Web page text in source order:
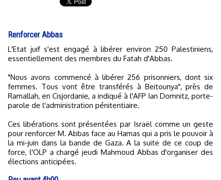
Renforcer Abbas
L'Etat juif s'est engagé à libérer environ 250 Palestiniens,
essentiellement des membres du Fatah d'Abbas.
"Nous avons commencé à libérer 256 prisonniers, dont six
femmes. Tous vont être transférés à Beitounya", près de
Ramallah, en Cisjordanie, a indiqué à l'AFP Ian Domnitz, porte-
parole de l'administration pénitentiaire.
Ces libérations sont présentées par Israël comme un geste
pour renforcer M. Abbas face au Hamas qui a pris le pouvoir à
la mi-juin dans la bande de Gaza. A la suite de ce coup de
force, l'OLP a chargé jeudi Mahmoud Abbas d'organiser des
élections anticipées.